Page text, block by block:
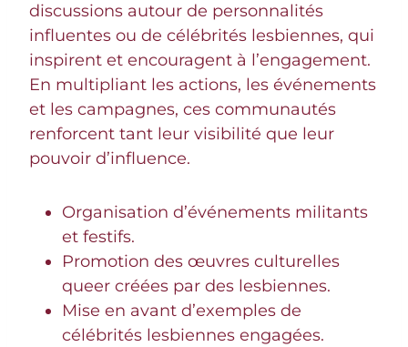
discussions autour de personnalités
influentes ou de célébrités lesbiennes, qui
inspirent et encouragent à l’engagement.
En multipliant les actions, les événements
et les campagnes, ces communautés
renforcent tant leur visibilité que leur
pouvoir d’influence.
Organisation d’événements militants
et festifs.
Promotion des œuvres culturelles
queer créées par des lesbiennes.
Mise en avant d’exemples de
célébrités lesbiennes engagées.